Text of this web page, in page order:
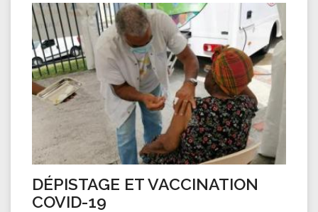
DÉPISTAGE ET VACCINATION
COVID-19